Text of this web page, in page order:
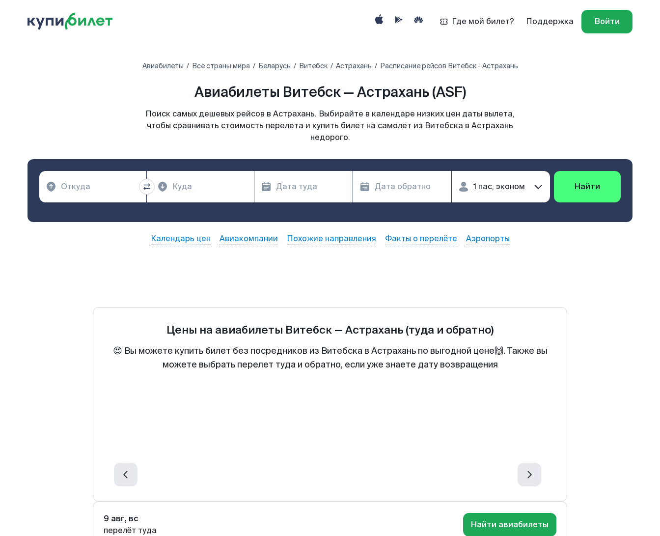
Где мой билет? Поддержка Войти
Авиабилеты Все страны мира Беларусь Витебск Астрахань Расписание рейсов Витебск - Астрахань
Авиабилеты Витебск — Астрахань (ASF)
Поиск самых дешевых рейсов в Астрахань. Выбирайте в календаре низких цен даты вылета,
чтобы сравнивать стоимость перелета и купить билет на самолет из Витебска в Астрахань
недорого.
Найти
Календарь цен Авиакомпании Похожие направления Факты о перелёте Аэропорты
Цены на авиабилеты Витебск — Астрахань (туда и обратно)
😍 Вы можете купить билет без посредников из Витебска в Астрахань по выгодной цене🙌. Также вы
можете выбрать перелет туда и обратно, если уже знаете дату возвращения
9 авг, вс
перелёт туда
Найти авиабилеты